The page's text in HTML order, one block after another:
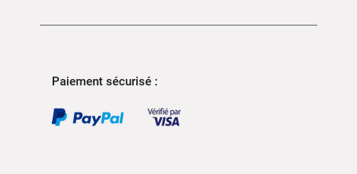
Paiement sécurisé :